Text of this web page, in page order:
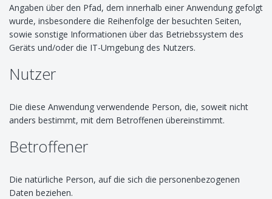
Angaben über den Pfad, dem innerhalb einer Anwendung gefolgt
wurde, insbesondere die Reihenfolge der besuchten Seiten,
sowie sonstige Informationen über das Betriebssystem des
Geräts und/oder die IT-Umgebung des Nutzers.
Nutzer
Die diese Anwendung verwendende Person, die, soweit nicht
anders bestimmt, mit dem Betroffenen übereinstimmt.
Betroffener
Die natürliche Person, auf die sich die personenbezogenen
Daten beziehen.